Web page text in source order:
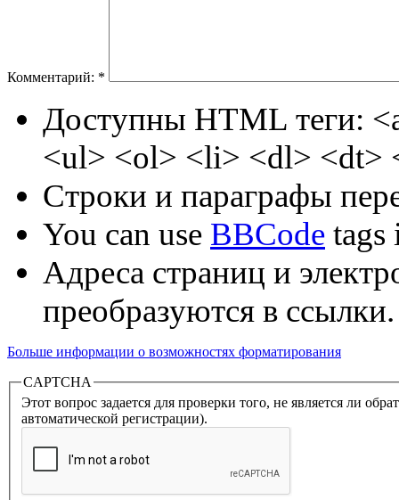
Комментарий: *
Доступны HTML теги:
<ul> <ol> <li> <dl> <dt>
Строки и параграфы
You can use BBCode tags
Адреса страниц и
преобразуются в ссылки.
Больше информации о возможностях форматирования
CAPTCHA
Этот вопрос задается для проверки того, не является ли
автоматической регистрации).